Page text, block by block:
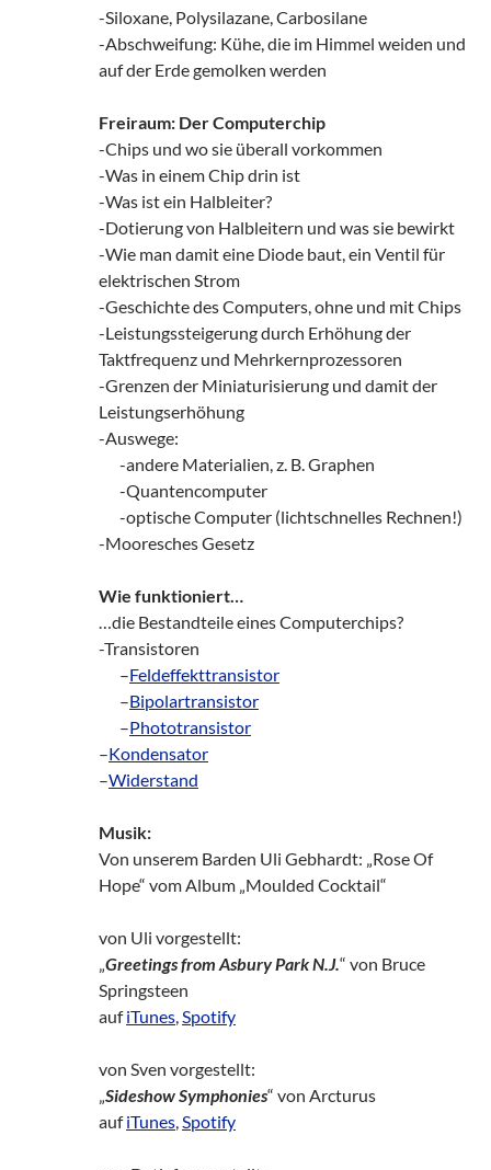
-Siloxane, Polysilazane, Carbosilane
-Abschweifung: Kühe, die im Himmel weiden und
auf der Erde gemolken werden
Freiraum: Der Computerchip
-Chips und wo sie überall vorkommen
-Was in einem Chip drin ist
-Was ist ein Halbleiter?
-Dotierung von Halbleitern und was sie bewirkt
-Wie man damit eine Diode baut, ein Ventil für
elektrischen Strom
-Geschichte des Computers, ohne und mit Chips
-Leistungssteigerung durch Erhöhung der
Taktfrequenz und Mehrkernprozessoren
-Grenzen der Miniaturisierung und damit der
Leistungserhöhung
-Auswege:
-andere Materialien, z. B. Graphen
-Quantencomputer
-optische Computer (lichtschnelles Rechnen!)
-Mooresches Gesetz
Wie funktioniert…
…die Bestandteile eines Computerchips?
-Transistoren
–Feldeffekttransistor
–Bipolartransistor
–Phototransistor
–Kondensator
–Widerstand
Musik:
Von unserem Barden Uli Gebhardt: „Rose Of
Hope“ vom Album „Moulded Cocktail“
von Uli vorgestellt:
„Greetings from Asbury Park N.J.“ von Bruce
Springsteen
aufiTunes,Spotify
von Sven vorgestellt:
„Sideshow Symphonies“ von Arcturus
aufiTunes,Spotify